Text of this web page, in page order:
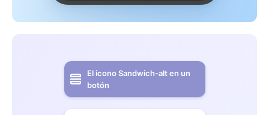
El icono Sandwich-alt en un
botón